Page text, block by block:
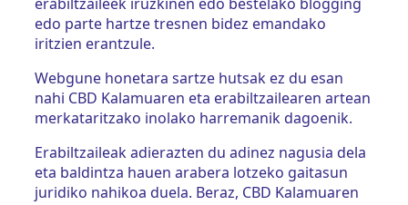
edo parte hartze tresnen bidez emandako
iritzien erantzule.
Webgune honetara sartze hutsak ez du esan
nahi CBD Kalamuaren eta erabiltzailearen artean
merkataritzako inolako harremanik dagoenik.
Erabiltzaileak adierazten du adinez nagusia dela
eta baldintza hauen arabera lotzeko gaitasun
juridiko nahikoa duela. Beraz, CBD Kalamuaren